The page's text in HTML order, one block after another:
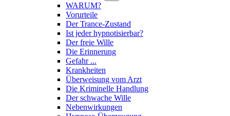
WARUM?
Vorurteile
Der Trance-Zustand
Ist jeder hypnotisierbar?
Der freie Wille
Die Erinnerung
Gefahr ...
Krankheiten
Überweisung vom Arzt
Die Kriminelle Handlung
Der schwache Wille
Nebenwirkungen